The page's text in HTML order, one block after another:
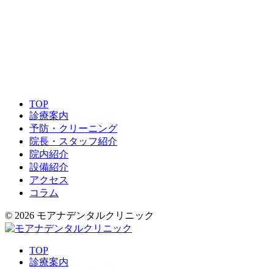
TOP
診療案内
予防・クリーニング
院長・スタッフ紹介
院内紹介
設備紹介
アクセス
コラム
© 2026 モアナデンタルクリニック
TOP
診療案内